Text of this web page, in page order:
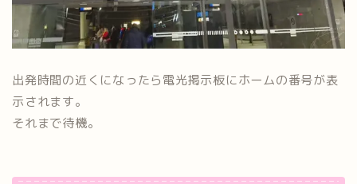
出発時間の近くになったら電光掲示板にホームの番号が表
示されます。
それまで待機。